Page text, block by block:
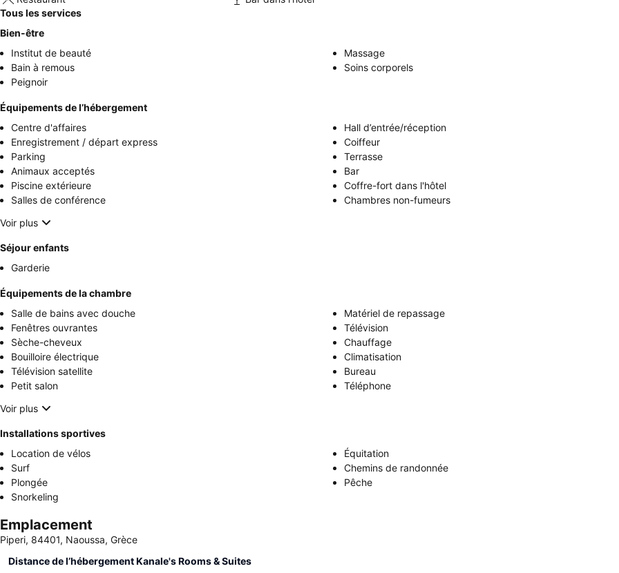
Tous les services
Bien-être
Institut de beauté
Massage
Bain à remous
Soins corporels
Peignoir
Équipements de l’hébergement
Centre d'affaires
Hall d’entrée/réception
Enregistrement / départ express
Coiffeur
Parking
Terrasse
Animaux acceptés
Bar
Piscine extérieure
Coffre-fort dans l'hôtel
Salles de conférence
Chambres non-fumeurs
Voir plus
Séjour enfants
Garderie
Équipements de la chambre
Salle de bains avec douche
Matériel de repassage
Fenêtres ouvrantes
Télévision
Sèche-cheveux
Chauffage
Bouilloire électrique
Climatisation
Télévision satellite
Bureau
Petit salon
Téléphone
Voir plus
Installations sportives
Location de vélos
Équitation
Surf
Chemins de randonnée
Plongée
Pêche
Snorkeling
Emplacement
Piperi, 84401, Naoussa, Grèce
Distance de l’hébergement Kanale's Rooms & Suites